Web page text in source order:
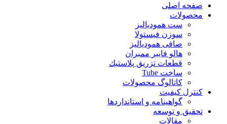
صفحه اصلی
محصولات
ست همودیالیز
سوزن فیستولا
صافی همودیالیز
هالو فایبر ممبران
قطعات تزريق پلاستيك
ساخت Tube
کاتالوگ محصولات
کنترل کیفیت
گواهينامه و استانداردها
تحقيق و توسعه
مقالات